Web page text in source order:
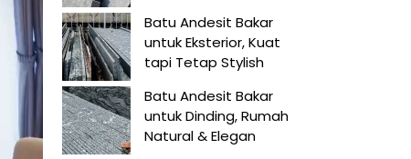
Batu Andesit Bakar
untuk Eksterior, Kuat
tapi Tetap Stylish
Batu Andesit Bakar
untuk Dinding, Rumah
Natural & Elegan